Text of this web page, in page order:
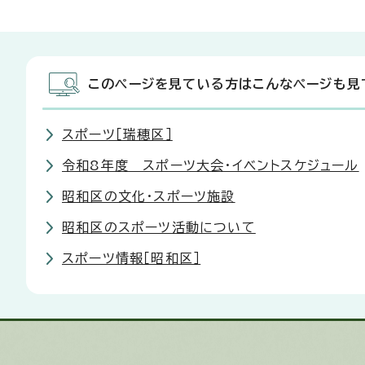
このページを見ている方はこんなページも見
スポーツ［瑞穂区］
令和8年度 スポーツ大会・イベントスケジュール
昭和区の文化・スポーツ施設
昭和区のスポーツ活動について
スポーツ情報［昭和区］